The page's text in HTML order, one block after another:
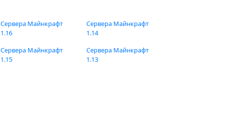
Сервера Майнкрафт
1.16
Сервера Майнкрафт
1.15
Сервера Майнкрафт
1.14
Сервера Майнкрафт
1.13